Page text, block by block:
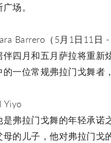
场。
Barrero（5月1日11日
伴四月和五月萨拉将重新
的一位常规弗拉门戈舞者
Yiyo
是弗拉门戈舞的年轻承诺
母的儿子，他对弗拉门戈